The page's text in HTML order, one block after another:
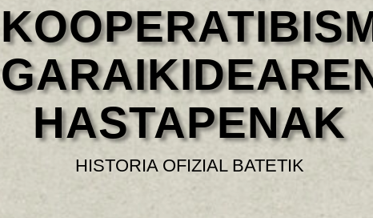
HASTAPENAK
HISTORIA OFIZIAL BATETIK